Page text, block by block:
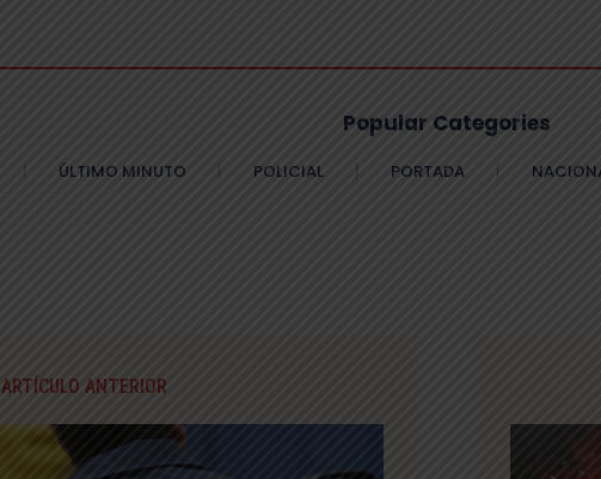
Popular Categories
ÚLTIMO MINUTO POLICIAL PORTADA
ARTÍCULO ANTERIOR